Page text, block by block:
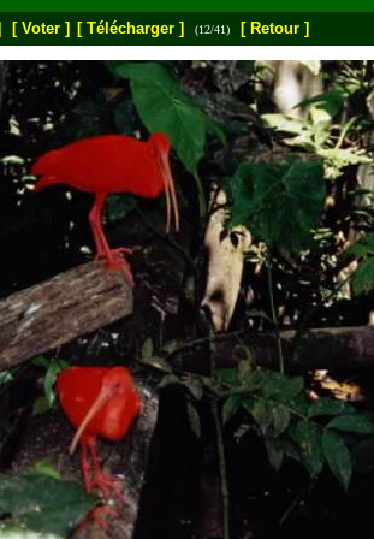
[ Voter ] [ Télécharger ] (12/41) [ Retour ]